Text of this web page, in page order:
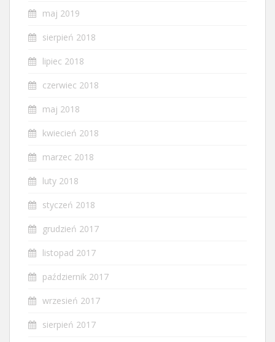
maj 2019
sierpień 2018
lipiec 2018
czerwiec 2018
maj 2018
kwiecień 2018
marzec 2018
luty 2018
styczeń 2018
grudzień 2017
listopad 2017
październik 2017
wrzesień 2017
sierpień 2017